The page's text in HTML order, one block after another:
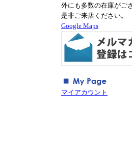
外にも多数の在庫がご
是非ご来店ください。
Google Maps
マイアカウント